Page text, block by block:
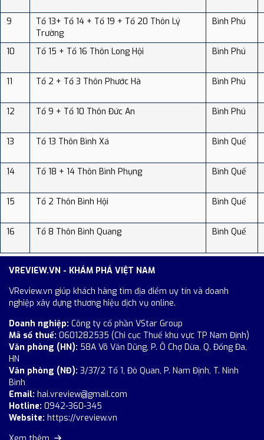
9
Tổ 13+ Tổ 14 + Tổ 19 + Tổ 20 Thôn Lý
Trường
Bình Phú
10 Tổ 15 + Tổ 16 Thôn Long Hội Bình Phú
11 Tổ 2 + Tổ 3 Thôn Phước Hà Bình Phú
12 Tổ 9 + Tổ 10 Thôn Đức An Bình Phú
13 Tổ 13 Thôn Bình Xá Bình Quế
14 Tổ 18 + 14 Thôn Bình Phụng Bình Quế
15 Tổ 2 Thôn Bình Hội Bình Quế
16 Tổ 8 Thôn Bình Quang Bình Quế
VREVIEW.VN - KHÁM PHÁ VIỆT NAM
VReview.vn giúp khách hàng tìm địa điểm uy tín và doanh
nghiệp xây dựng thương hiệu dịch vụ online.
Doanh nghiệp: Công ty cổ phần VStar Group
Mã số thuế: 0601282535 (Chi cục Thuế khu vực TP Nam Định)
Văn phòng (HN): 58A Võ Văn Dũng, P. Ô Chợ Dừa, Q. Đống Đa,
HN
Văn phòng (NĐ): 3/37/2 Tổ 1, Đò Quan, P. Nam Định, T. Ninh
Bình
Email: hai.vreview@gmail.com
Hotline: 0942-360-345
Website: https://vreview.vn